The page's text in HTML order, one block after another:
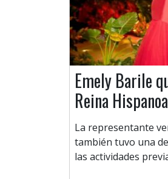
Emely Barile
Reina
La representante
también tuvo una
las actividades